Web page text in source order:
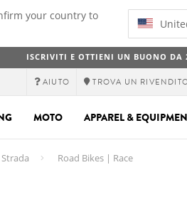
your country to
ISCRIVITI E OTTIENI UN BUONO DA
AIUTO TROVA UN
MOTO APPAREL &
Road Bikes | Race